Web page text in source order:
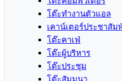
โต๊ะทำงานตัวแอล
เคาน์เตอร์ประชาสัม
โต๊ะคาเฟ่
โต๊ะผู้บริหาร
โต๊ะประชุม